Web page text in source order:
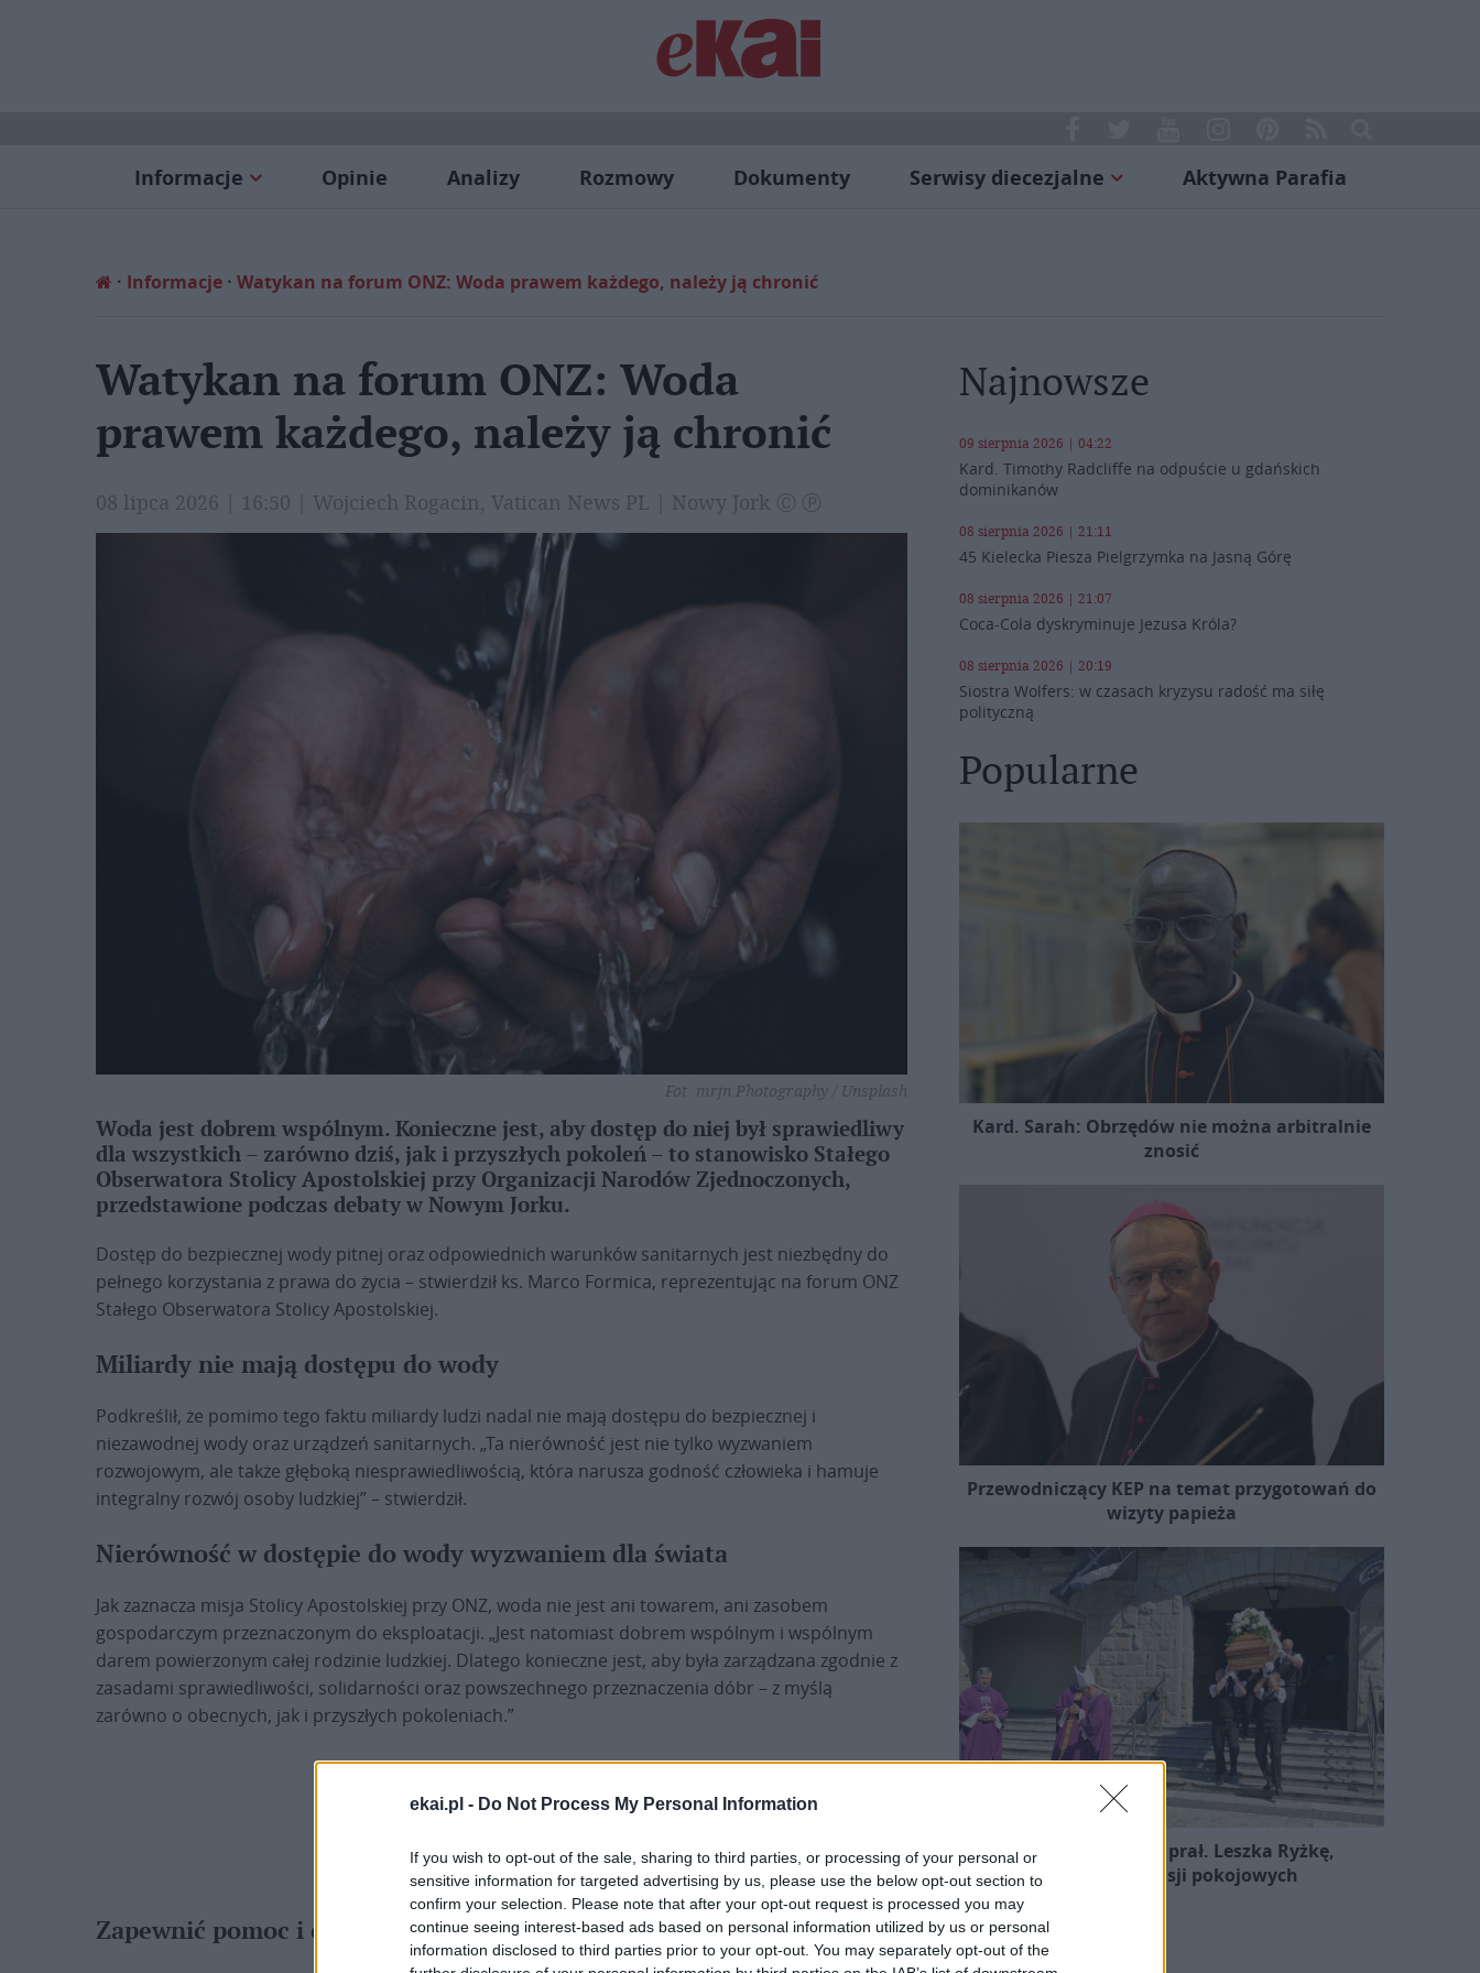
ekai.pl - Do Not Process My Personal Information
If you wish to opt-out of the sale, sharing to third parties, or processing of your personal or
sensitive information for targeted advertising by us, please use the below opt-out section to
confirm your selection. Please note that after your opt-out request is processed you may
continue seeing interest-based ads based on personal information utilized by us or personal
information disclosed to third parties prior to your opt-out. You may separately opt-out of the
Informacje Opinie Analizy Rozmowy Dokumenty Serwisy diecezjalne Aktywna Parafia
Informacje Watykan na forum ONZ: Woda prawem każdego, należy ją chronić
Watykan na forum ONZ: Woda
prawem każdego, należy ją chronić
08 lipca 2026 | 16:50 | Wojciech Rogacin, Vatican News PL | Nowy Jork Ⓒ Ⓟ
Fot. mrjn Photography / Unsplash
Woda jest dobrem wspólnym. Konieczne jest, aby dostęp do niej był sprawiedliwy
dla wszystkich – zarówno dziś, jak i przyszłych pokoleń – to stanowisko Stałego
Obserwatora Stolicy Apostolskiej przy Organizacji Narodów Zjednoczonych,
przedstawione podczas debaty w Nowym Jorku.
Dostęp do bezpiecznej wody pitnej oraz odpowiednich warunków sanitarnych jest niezbędny do
pełnego korzystania z prawa do życia – stwierdził ks. Marco Formica, reprezentując na forum ONZ
Stałego Obserwatora Stolicy Apostolskiej.
Miliardy nie mają dostępu do wody
Podkreślił, że pomimo tego faktu miliardy ludzi nadal nie mają dostępu do bezpiecznej i
niezawodnej wody oraz urządzeń sanitarnych. „Ta nierówność jest nie tylko wyzwaniem
rozwojowym, ale także głęboką niesprawiedliwością, która narusza godność człowieka i hamuje
integralny rozwój osoby ludzkiej” – stwierdził.
Nierówność w dostępie do wody wyzwaniem dla świata
Jak zaznacza misja Stolicy Apostolskiej przy ONZ, woda nie jest ani towarem, ani zasobem
gospodarczym przeznaczonym do eksploatacji. „Jest natomiast dobrem wspólnym i wspólnym
darem powierzonym całej rodzinie ludzkiej. Dlatego konieczne jest, aby była zarządzana zgodnie z
zasadami sprawiedliwości, solidarności oraz powszechnego przeznaczenia dóbr – z myślą
zarówno o obecnych, jak i przyszłych pokoleniach.”
Zapewnić pomoc i edukację
Najnowsze
09 sierpnia 2026 | 04:22
Kard. Timothy Radcliffe na odpuście u gdańskich
dominikanów
08 sierpnia 2026 | 21:11
45 Kielecka Piesza Pielgrzymka na Jasną Górę
08 sierpnia 2026 | 21:07
Coca-Cola dyskryminuje Jezusa Króla?
08 sierpnia 2026 | 20:19
Siostra Wolfers: w czasach kryzysu radość ma siłę
polityczną
Popularne
Kard. Sarah: Obrzędów nie można arbitralnie
znosić
Przewodniczący KEP na temat przygotowań do
wizyty papieża
Pożegnano śp. ks. prał. Leszka Ryżkę,
uczestnika misji pokojowych